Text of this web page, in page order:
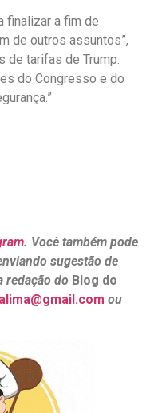
finalizar a fim de
de outros assuntos”,
de tarifas de Trump.
do Congresso e do
. Você também pode
sugestão de
redação do Blog do
ou